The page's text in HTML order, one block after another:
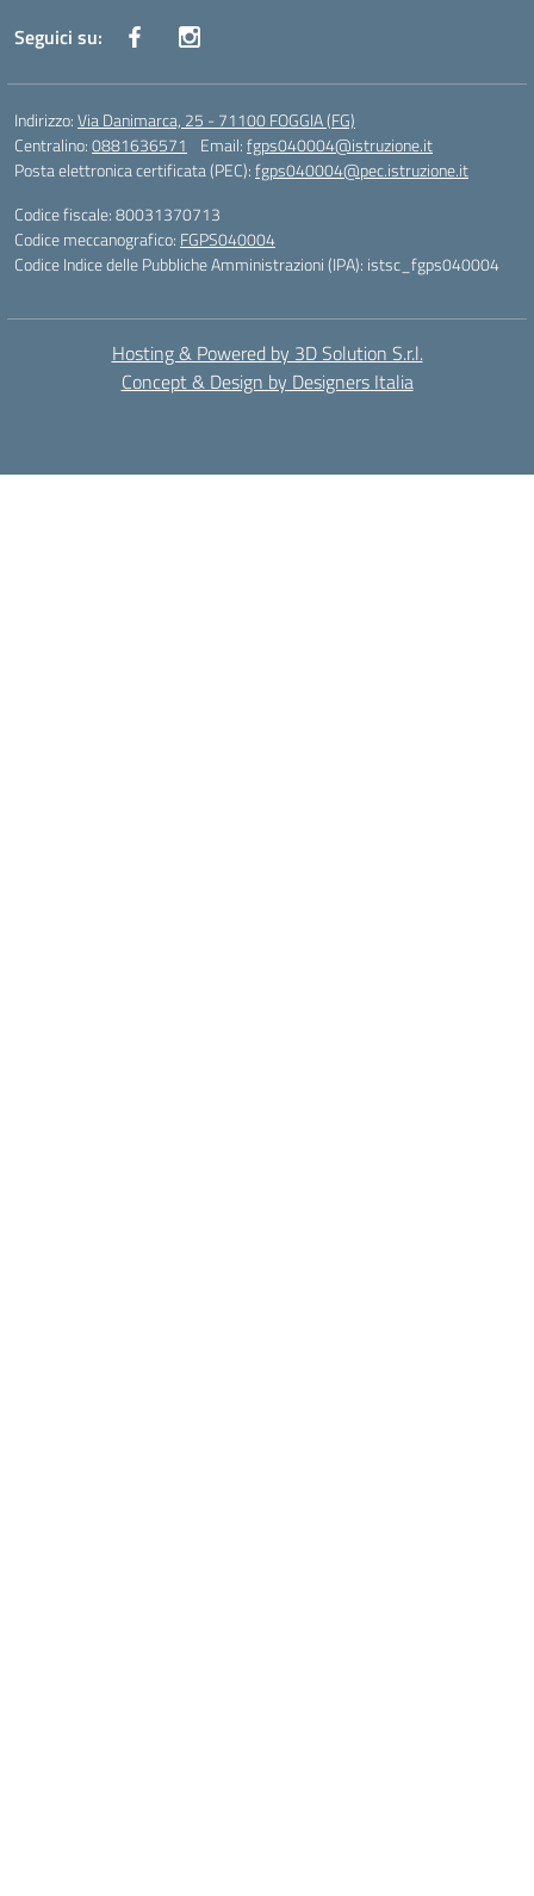
Seguici su:
Indirizzo:Via Danimarca, 25 - 71100 FOGGIA (FG)
Centralino:0881636571 Email:fgps040004@istruzione.it
Posta elettronica certificata (PEC):fgps040004@pec.istruzione.it
Codice fiscale: 80031370713
Codice meccanografico: FGPS040004
Codice Indice delle Pubbliche Amministrazioni (IPA): istsc_fgps040004
Hosting & Powered by 3D Solution S.r.l.
Concept & Design by Designers Italia